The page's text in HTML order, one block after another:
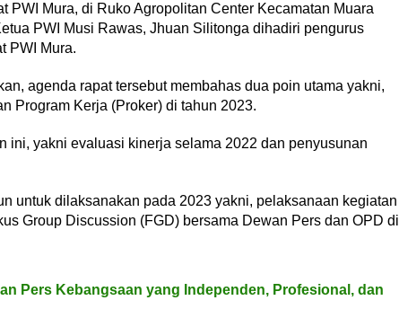
PWI Mura, di Ruko Agropolitan Center Kecamatan Muara
PWI Musi Rawas, Jhuan Silitonga dihadiri pengurus
PWI Mura.
agenda rapat tersebut membahas dua poin utama yakni,
Program Kerja (Proker) di tahun 2023.
ini, yakni evaluasi kinerja selama 2022 dan penyusunan
untuk dilaksanakan pada 2023 yakni, pelaksanaan kegiatan
Group Discussion (FGD) bersama Dewan Pers dan OPD di
Pers Kebangsaan yang Independen, Profesional, dan